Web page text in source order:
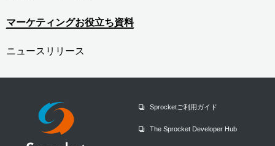
マーケティングお役立ち資料
ニュースリリース
Sprocketご利用ガイド
The Sprocket Developer Hub